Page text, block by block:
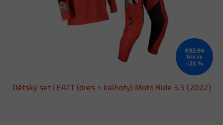
€92,94
bis zu
–25 %
Dětský set LEATT (dres + kalhoty) Moto Ride 3.5 (2022)